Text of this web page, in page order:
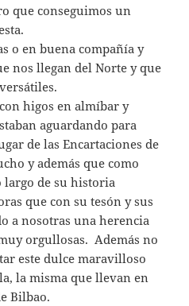
que conseguimos un
o en buena compañía y
nos llegan del Norte y que
higos en almíbar y
aguardando para
de las Encartaciones de
y además que como
largo de su historia
que con su tesón y sus
a nosotras una herencia
orgullosas. Además no
este dulce maravilloso
la misma que llevan en
Bilbao.